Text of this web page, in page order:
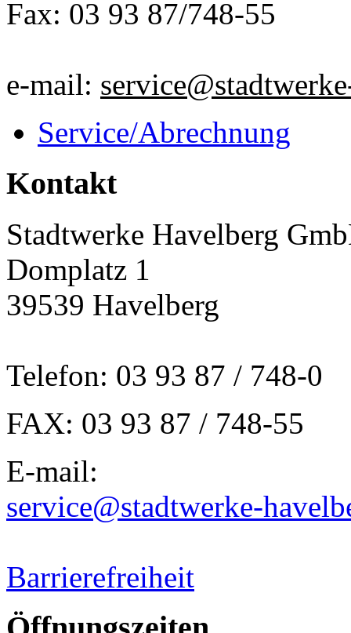
Fax: 03 93 87/748-55
e-mail:
Service/Abrechnung
Kontakt
Stadtwerke Havelberg
Domplatz 1
39539 Havelberg
Telefon: 03 93 87 / 748-0
FAX: 03 93 87 / 748-55
E-mail:
service@stadtwerke-
Barrierefreiheit